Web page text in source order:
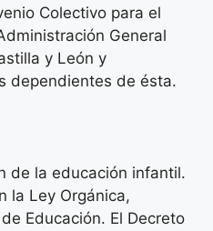
Colectivo para el
General
y León y
dependientes de ésta.
de la educación infantil.
la Ley Orgánica,
Educación. El Decreto